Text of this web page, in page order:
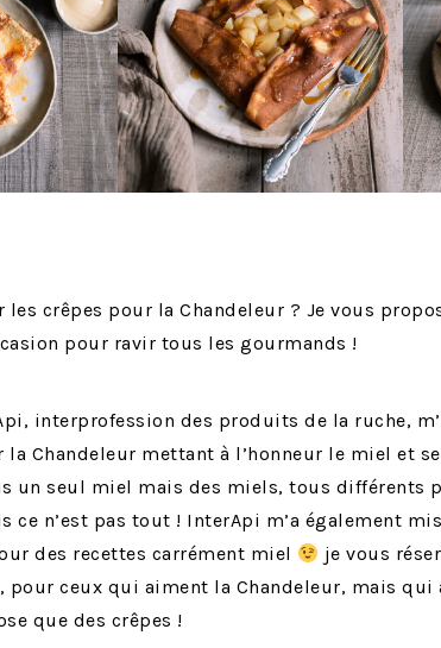
les crêpes pour la Chandeleur ? Je vous
pour ravir tous les gourmands !
interprofession des produits de la ruche,
Chandeleur mettant à l’honneur le miel et
un seul miel mais des miels, tous différents
ce n’est pas tout ! InterApi m’a également
des recettes carrément miel
je vous
pour ceux qui aiment la Chandeleur, mais
que des crêpes !